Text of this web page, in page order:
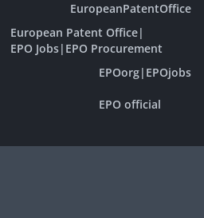
EuropeanPatentOffice
European Patent Office|
EPO Jobs| EPO Procurement
EPOorg| EPOjobs
EPO official